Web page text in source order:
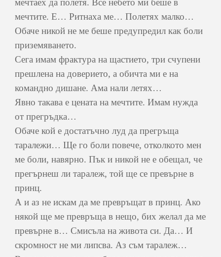
мечтаех да полетя. Все небето ми беше в
мечтите. Е… Ритнаха ме… Полетях малко…
Обаче никой не ме беше предупредил как боли
приземяването.
Сега имам фрактура на щастието, три счупени
прешлена на доверието, а обичта ми е на
командно дишане. Ама нали летях…
Явно такава е цената на мечтите. Имам нужда
от прегръдка…
Обаче кой е достатъчно луд да прегръща
таралежи… Ще го боли повече, отколкото мен
ме боли, навярно. Пък и никой не е обещал, че
прегърнеш ли таралеж, той ще се превърне в
принц.
А и аз не искам да ме превръщат в принц. Ако
някой ще ме превръща в нещо, бих желал да ме
превърне в… Смисъла на живота си. Да… И
скромност не ми липсва. Аз съм таралеж…